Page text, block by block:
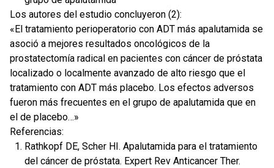
Los autores del estudio concluyeron (2):
«El tratamiento perioperatorio con ADT más apalutamida se
asoció a mejores resultados oncológicos de la
prostatectomía radical en pacientes con cáncer de próstata
localizado o localmente avanzado de alto riesgo que el
tratamiento con ADT más placebo. Los efectos adversos
fueron más frecuentes en el grupo de apalutamida que en
el de placebo…»
Referencias:
Rathkopf DE, Scher HI. Apalutamida para el tratamiento
del cáncer de próstata. Expert Rev Anticancer Ther.